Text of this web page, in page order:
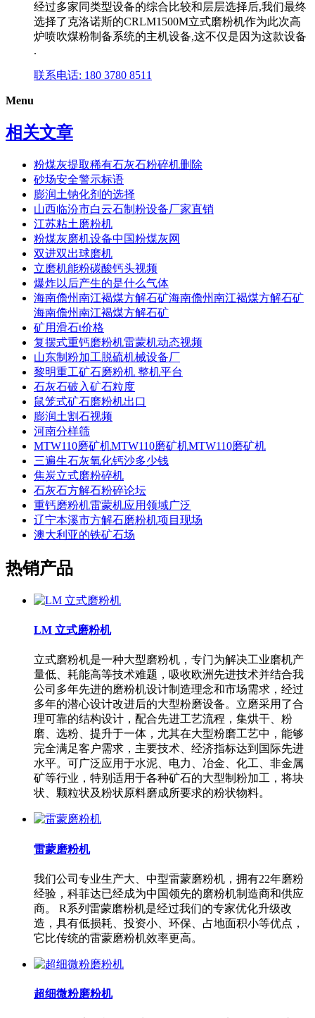
经过多家同类型设备的综合比较和层层选择后,我们最终
选择了克洛诺斯的CRLM1500M立式磨粉机作为此次高
炉喷吹煤粉制备系统的主机设备,这不仅是因为这款设备
.
联系电话: 180 3780 8511
Menu
相关文章
粉煤灰提取稀有石灰石粉碎机删除
砂场安全警示标语
膨润土钠化剂的选择
山西临汾市白云石制粉设备厂家直销
江苏粘土磨粉机
粉煤灰磨机设备中国粉煤灰网
双进双出球磨机
立磨机能粉碳酸钙头视频
爆炸以后产生的是什么气体
海南儋州南江褐煤方解石矿海南儋州南江褐煤方解石矿
海南儋州南江褐煤方解石矿
矿用滑石t价格
复摆式重钙磨粉机雷蒙机动态视频
山东制粉加工脱硫机械设备厂
黎明重工矿石磨粉机 整机平台
石灰石破入矿石粒度
鼠笼式矿石磨粉机出口
膨润土割石视频
河南分样筛
MTW110磨矿机MTW110磨矿机MTW110磨矿机
三遍生石灰氧化钙沙多少钱
焦炭立式磨粉碎机
石灰石方解石粉碎论坛
重钙磨粉机雷蒙机应用领域广泛
辽宁本溪市方解石磨粉机项目现场
澳大利亚的铁矿石场
热销产品
LM 立式磨粉机
立式磨粉机是一种大型磨粉机，专门为解决工业磨机产
量低、耗能高等技术难题，吸收欧洲先进技术并结合我
公司多年先进的磨粉机设计制造理念和市场需求，经过
多年的潜心设计改进后的大型粉磨设备。立磨采用了合
理可靠的结构设计，配合先进工艺流程，集烘干、粉
磨、选粉、提升于一体，尤其在大型粉磨工艺中，能够
完全满足客户需求，主要技术、经济指标达到国际先进
水平。可广泛应用于水泥、电力、冶金、化工、非金属
矿等行业，特别适用于各种矿石的大型制粉加工，将块
状、颗粒状及粉状原料磨成所要求的粉状物料。
雷蒙磨粉机
我们公司专业生产大、中型雷蒙磨粉机，拥有22年磨粉
经验，科菲达已经成为中国领先的磨粉机制造商和供应
商。 R系列雷蒙磨粉机是经过我们的专家优化升级改
造，具有低损耗、投资小、环保、占地面积小等优点，
它比传统的雷蒙磨粉机效率更高。
超细微粉磨粉机